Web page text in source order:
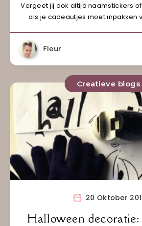
Vergeet jij ook altijd naamstickers
als je cadeautjes moet inpakken
Fleur
Creatieve blogs
20 Oktober
Halloween decoratie: